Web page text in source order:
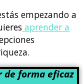
empezando a
aprender a
forma eficaz